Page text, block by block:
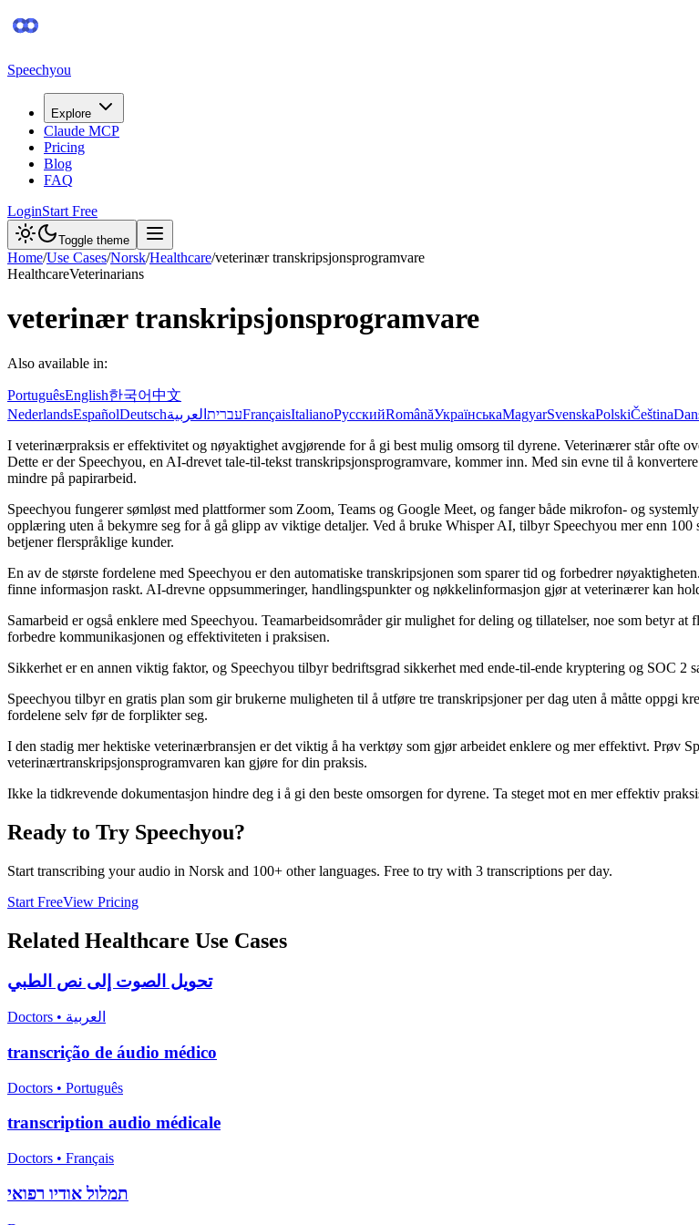
Speechyou
Explore
Claude MCP
Pricing
Blog
FAQ
LoginStart Free
Toggle theme
Home/Use Cases/Norsk/Healthcare/veterinær transkripsjonsprogramvare
HealthcareVeterinarians
veterinær transkripsjonsprogramvare
Also available in:
PortuguêsEnglish한국어中文
NederlandsEspañolDeutsch עברית العربية FrançaisItalianoРусскийRomânăУкраїнськаMagyarSvenskaPolskiČeština
I veterinærpraksis er effektivitet og nøyaktighet avgjørende for å gi best mulig omsorg til dyrene. Veterinærer står ofte
Dette er der Speechyou, en AI-drevet tale-til-tekst transkripsjonsprogramvare, kommer inn. Med sin evne til å
mindre på papirarbeid.
Speechyou fungerer sømløst med plattformer som Zoom, Teams og Google Meet, og fanger både mikrofon- og
opplæring uten å bekymre seg for å gå glipp av viktige detaljer. Ved å bruke Whisper AI, tilbyr Speechyou mer enn
betjener flerspråklige kunder.
En av de største fordelene med Speechyou er den automatiske transkripsjonen som sparer tid og forbedrer
finne informasjon raskt. AI-drevne oppsummeringer, handlingspunkter og nøkkelinformasjon gjør at veterinærer kan
Samarbeid er også enklere med Speechyou. Teamarbeidsområder gir mulighet for deling og tillatelser, noe som betyr
forbedre kommunikasjonen og effektiviteten i praksisen.
Sikkerhet er en annen viktig faktor, og Speechyou tilbyr bedriftsgrad sikkerhet med ende-til-ende kryptering og SOC 2
Speechyou tilbyr en gratis plan som gir brukerne muligheten til å utføre tre transkripsjoner per dag uten å måtte oppgi
fordelene selv før de forplikter seg.
I den stadig mer hektiske veterinærbransjen er det viktig å ha verktøy som gjør arbeidet enklere og mer effektivt. Prøv
veterinærtranskripsjonsprogramvaren kan gjøre for din praksis.
Ikke la tidkrevende dokumentasjon hindre deg i å gi den beste omsorgen for dyrene. Ta steget mot en mer effektiv
Ready to Try Speechyou?
Start transcribing your audio in Norsk and 100+ other languages. Free to try with 3 transcriptions per day.
Start FreeView Pricing
Related Healthcare Use Cases
تحويل الصوت إلى نص الطبي
Doctors • العربية
transcrição de áudio médico
Doctors • Português
transcription audio médicale
Doctors • Français
תמלול אודיו רפואי